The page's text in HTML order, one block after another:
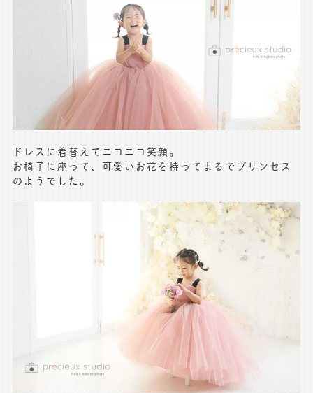
ドレスに着替えてニコニコ笑顔。
お椅子に座って、可愛いお花を持ってまるでプリンセス
のようでした。